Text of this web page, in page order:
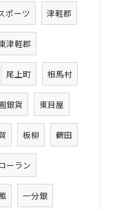
ポーツ 津軽郡
津軽郡
尾上町 相馬村
銀貨 東目屋
板柳 鶴田
ーラン
一分銀